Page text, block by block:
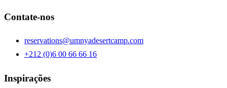
Contate-nos
reservations@umnyadesertcamp.com
+212 (0)6 00 66 66 16
Inspirações